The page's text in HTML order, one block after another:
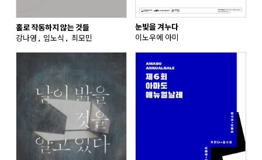
홀로 작동하지 않는 것들
강나영, 임노식, 최모민
눈빛을 겨누다
이노우에 아미